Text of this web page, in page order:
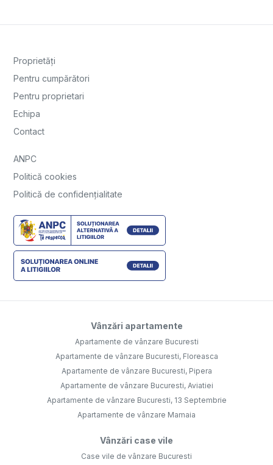
Proprietăți
Pentru cumpărători
Pentru proprietari
Echipa
Contact
ANPC
Politică cookies
Politică de confidențialitate
Vânzări apartamente
Apartamente de vânzare Bucuresti
Apartamente de vânzare Bucuresti, Floreasca
Apartamente de vânzare Bucuresti, Pipera
Apartamente de vânzare Bucuresti, Aviatiei
Apartamente de vânzare Bucuresti, 13 Septembrie
Apartamente de vânzare Mamaia
Vânzări case vile
Case vile de vânzare Bucuresti